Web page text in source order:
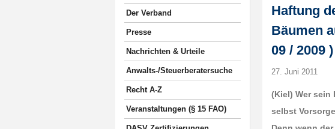
Der Verband
Presse
Nachrichten & Urteile
Anwalts-/Steuerberatersuche
Recht A-Z
Veranstaltungen (§ 15 FAO)
Haftung
Bäumen
09 / 2009 )
27. Juni 2011
(Kiel) Wer sein
selbst